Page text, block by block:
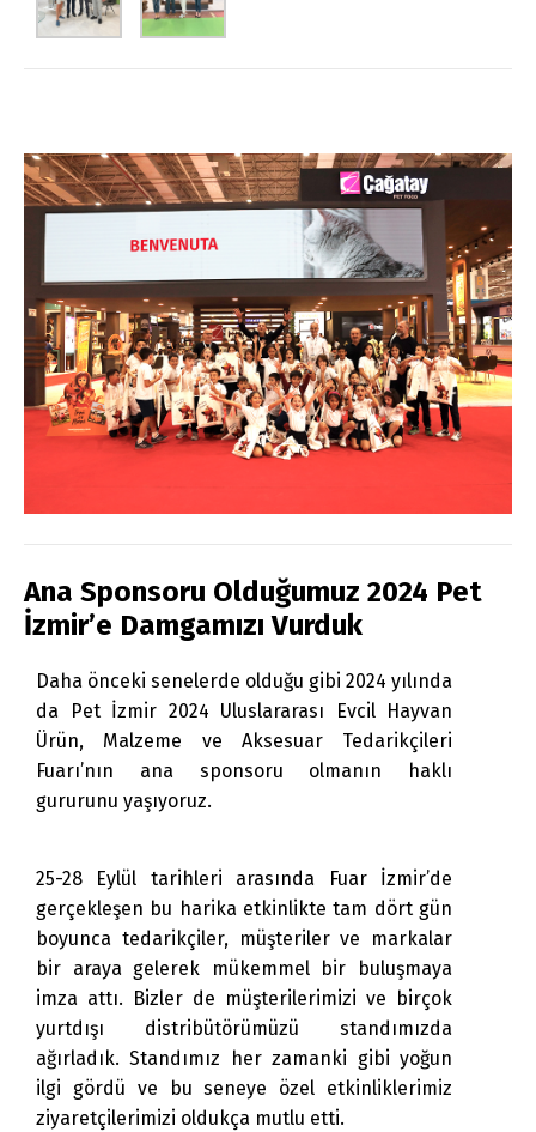
Ana Sponsoru Olduğumuz 2024 Pet
İzmir’e Damgamızı Vurduk
Daha önceki senelerde olduğu gibi 2024 yılında
da Pet İzmir 2024 Uluslararası Evcil Hayvan
Ürün, Malzeme ve Aksesuar Tedarikçileri
Fuarı’nın ana sponsoru olmanın haklı
gururunu yaşıyoruz.
25-28 Eylül tarihleri arasında Fuar İzmir’de
gerçekleşen bu harika etkinlikte tam dört gün
boyunca tedarikçiler, müşteriler ve markalar
bir araya gelerek mükemmel bir buluşmaya
imza attı. Bizler de müşterilerimizi ve birçok
yurtdışı distribütörümüzü standımızda
ağırladık. Standımız her zamanki gibi yoğun
ilgi gördü ve bu seneye özel etkinliklerimiz
ziyaretçilerimizi oldukça mutlu etti.